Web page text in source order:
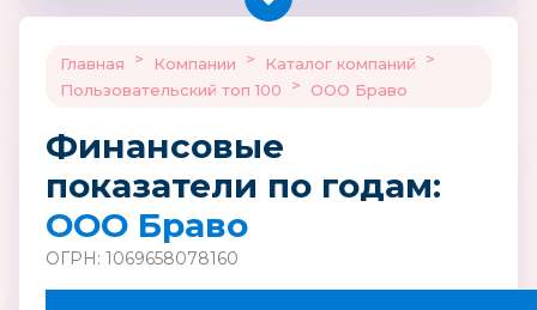
Главная > Компании > Каталог компаний
>
Пользовательский топ 100
> ООО Браво
Финансовые
показатели по годам:
ООО Браво
ОГРН: 1069658078160